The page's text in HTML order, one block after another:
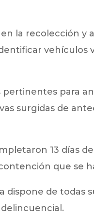
la recolección y
vehículos
para
surgidas de
13 días
que se
de todas